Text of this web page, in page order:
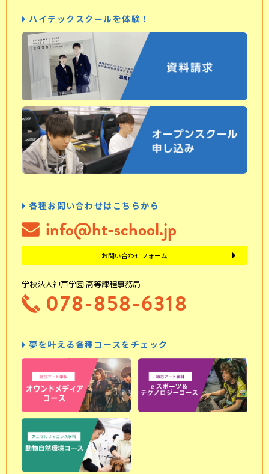
ハイテックスクールを体験！
各種お問い合わせはこちらから
info@ht-school.jp
お問い合わせフォーム
学校法人神戸学園 高等課程事務局
078-858-6318
夢を叶える各種コースをチェック